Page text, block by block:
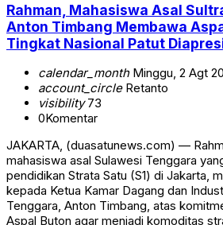
Rahman, Mahasiswa Asal
Anton Timbang Membawa
Tingkat Nasional Patut
calendar_monthMinggu, 2 Agt
account_circleRetanto
visibility73
0Komentar
JAKARTA, (duasatunews.com) —
mahasiswa asal Sulawesi Tenggara
pendidikan Strata Satu (S1) di Jakarta,
kepada Ketua Kamar Dagang dan
Tenggara, Anton Timbang, atas
Aspal Buton agar menjadi komoditas